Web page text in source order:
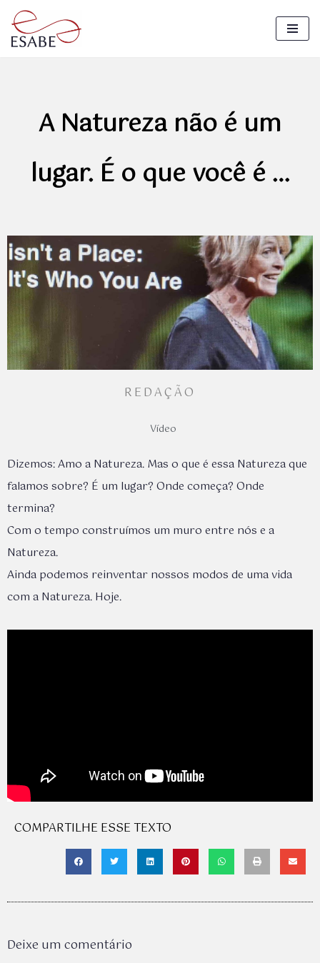
Pular
A Natureza não é um
lugar. É o que você é …
REDAÇÃO
Vídeo
Dizemos: Amo a Natureza. Mas o que é essa Natureza que
falamos sobre? É um lugar? Onde começa? Onde
termina?
Com o tempo construímos um muro entre nós e a
Natureza.
Ainda podemos reinventar nossos modos de uma vida
com a Natureza. Hoje.
COMPARTILHE ESSE TEXTO
Deixe um comentário